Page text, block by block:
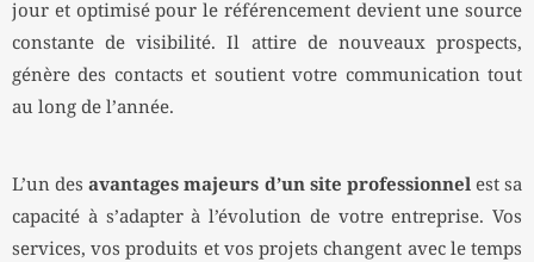
jour et optimisé pour le référencement devient une source
constante de visibilité. Il attire de nouveaux prospects,
génère des contacts et soutient votre communication tout
au long de l’année.
L’un desavantages majeurs d’un site professionnelest sa
capacité à s’adapter à l’évolution de votre entreprise. Vos
services, vos produits et vos projets changent avec le temps